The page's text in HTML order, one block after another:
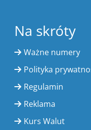
Na skróty
Ważne numery
Polityka
Regulamin
Reklama
Kurs Walut